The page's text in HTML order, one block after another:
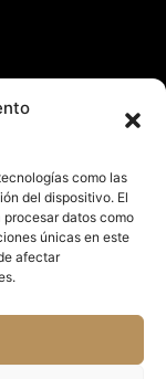
como las
del dispositivo. El
datos como
únicas en este
afectar
Cookies